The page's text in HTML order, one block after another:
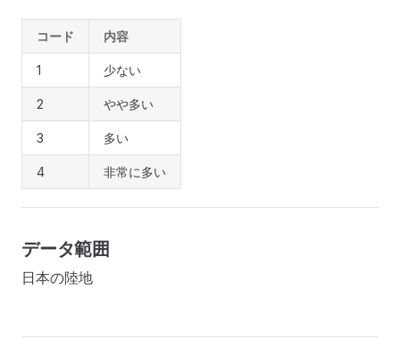
コード 内容
1 少ない
2 やや多い
3 多い
4 非常に多い
データ範囲
日本の陸地